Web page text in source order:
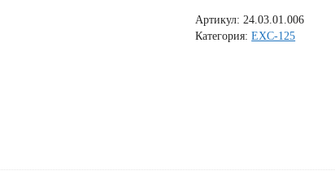
KTM
Артикул: 24.03.01.006
Категория:EXC-125